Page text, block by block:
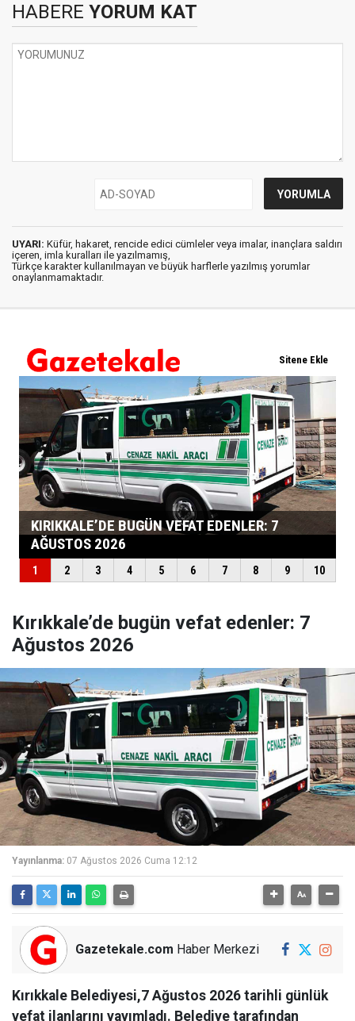
HABERE YORUM KAT
UYARI: Küfür, hakaret, rencide edici cümleler veya imalar, inançlara saldırı
içeren, imla kuralları ile yazılmamış,
Türkçe karakter kullanılmayan ve büyük harflerle yazılmış yorumlar
onaylanmamaktadır.
Kırıkkale’de bugün vefat edenler: 7
Ağustos 2026
Yayınlanma: 07 Ağustos 2026 Cuma 12:12
Gazetekale.com Haber Merkezi
Kırıkkale Belediyesi,7 Ağustos 2026 tarihli günlük
vefat ilanlarını yayımladı. Belediye tarafından